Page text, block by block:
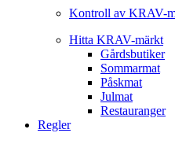
Kontroll av KRAV-
Hitta KRAV-märkt
Gårdsbutiker
Sommarmat
Påskmat
Julmat
Restauranger
Regler